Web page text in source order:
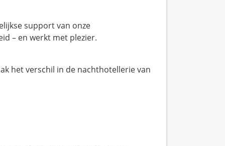
support van onze
– en werkt met plezier.
het verschil in de nachthotellerie van